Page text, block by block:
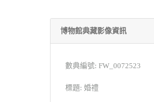
博物館典藏影像資訊
數典編號: FW_0072523
標題: 婚禮